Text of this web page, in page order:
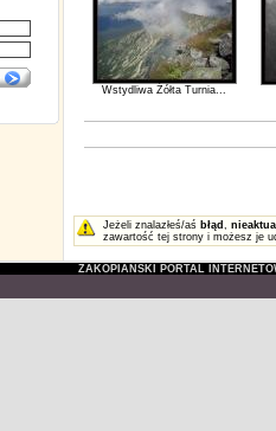
Wstydliwa Żółta Turnia...
Jeżeli znalazłeś/aś błąd ,
zawartość tej strony i możesz je
ZAKOPIAŃSKI PORTAL